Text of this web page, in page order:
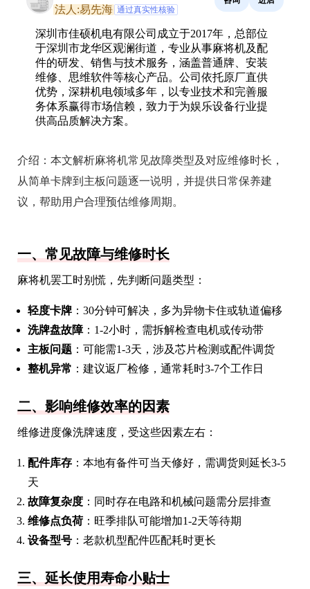
法人:易先海 通过真实性核验
深圳市佳硕机电有限公司成立于2017年，总部位
于深圳市龙华区观澜街道，专业从事麻将机及配
件的研发、销售与技术服务，涵盖普通牌、安装
维修、思维软件等核心产品。公司依托原厂直供
优势，深耕机电领域多年，以专业技术和完善服
务体系赢得市场信赖，致力于为娱乐设备行业提
供高品质解决方案。
介绍： 本文解析麻将机常见故障类型及对应维修时长，
从简单卡牌到主板问题逐一说明，并提供日常保养建
议，帮助用户合理预估维修周期。
一、常见故障与维修时长
麻将机罢工时别慌，先判断问题类型：
轻度卡牌 ：30分钟可解决，多为异物卡住或轨道偏移
洗牌盘故障：1-2小时，需拆解检查电机或传动带
主板问题 ：可能需1-3天，涉及芯片检测或配件调货
整机异常 ：建议返厂检修，通常耗时3-7个工作日
二、影响维修效率的因素
维修进度像洗牌速度，受这些因素左右：
配件库存 ：本地有备件可当天修好，需调货则延长3-5
天
故障复杂度 ：同时存在电路和机械问题需分层排查
维修点负荷 ：旺季排队可能增加1-2天等待期
设备型号 ：老款机型配件匹配耗时更长
三、延长使用寿命小贴士